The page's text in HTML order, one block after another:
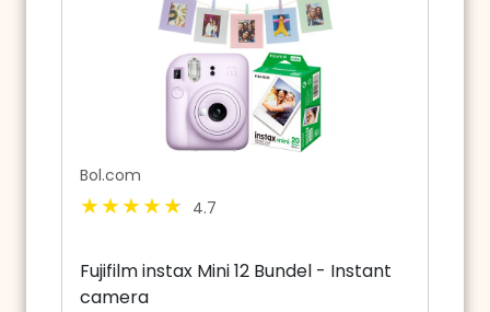
Bol.com
4.7
Fujifilm instax Mini 12 Bundel - Instant
camera